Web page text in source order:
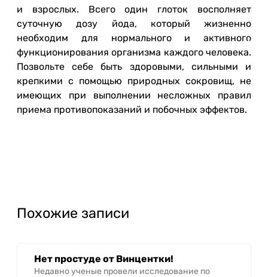
и взрослых. Всего один глоток восполняет
суточную дозу йода, который жизненно
необходим для нормального и активного
функционирования организма каждого человека.
Позвольте себе быть здоровыми, сильными и
крепкими с помощью природных сокровищ, не
имеющих при выполнении несложных правил
приема противопоказаний и побочных эффектов.
Похожие записи
Нет простуде от Винцентки!
Недавно ученые провели исследование по